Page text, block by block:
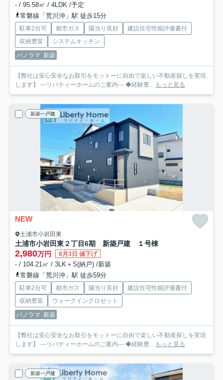
- / 95.58㎡ / 4LDK /予定
常磐線「荒川沖」駅 徒歩15分
駐車2台可 都市ガス 陽当り良好
建設住宅性能評価書付
収納豊富
システムキッチン
パノラマ 新築
【弊社は安心安全なお取引をモットーに自由で楽しい不動産探しを実現
します】 ---リバティーホームのご案内--- ◆経験豊... もっと見る
新築一戸建
NEW
土浦市小岩田東
土浦市小岩田東２丁目6期 新築戸建 １号棟
2,980万円 8月3日 値下げ
- / 104.21㎡ / 3LK＋S(納戸) /新築
常磐線「荒川沖」駅 徒歩59分
駐車2台可 都市ガス 陽当り良好
建設住宅性能評価書付
収納豊富
ウォークインクロゼット
パノラマ 新築
【弊社は安心安全なお取引をモットーに自由で楽しい不動産探しを実現
します】 ---リバティーホームのご案内--- ◆経験豊... もっと見る
新築一戸建